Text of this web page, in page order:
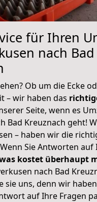
für Ihren
nach Bad
Ob um die Ecke
– wir haben das
Seite, wenn es
Bad Kreuznach geht!
– haben wir die
Sie Antworten auf
kostet überhaupt
nach Bad
sie uns, denn wir
auf Ihre Fragen